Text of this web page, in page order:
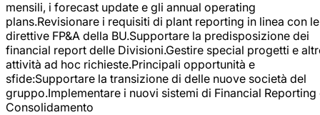
mensili, i forecast update e gli annual operating
plans.Revisionare i requisiti di plant reporting in linea con le
direttive FP&A della BU.Supportare la predisposizione dei
financial report delle Divisioni.Gestire special progetti e
attività ad hoc richieste.Principali opportunità e
sfide:Supportare la transizione di delle nuove società del
gruppo.Implementare i nuovi sistemi di Financial Reporting
Consolidamento